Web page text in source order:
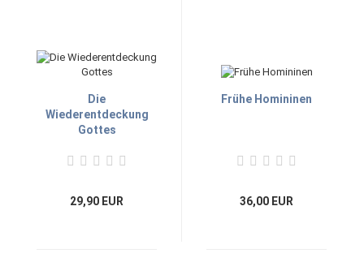
Die
Wiederentdeckung
Gottes
29,90 EUR
Frühe Homininen
36,00 EUR